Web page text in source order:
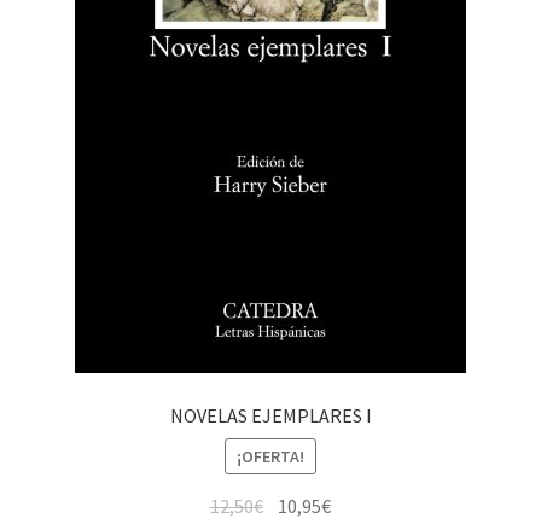
NOVELAS EJEMPLARES I
¡OFERTA!
12,50€ 10,95€